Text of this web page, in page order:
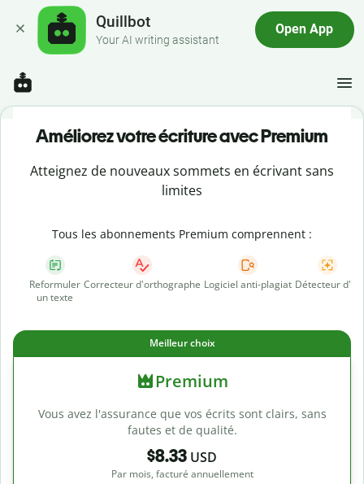
Quillbot
Your AI writing assistant
Open App
Améliorez votre écriture avec Premium
Atteignez de nouveaux sommets en écrivant sans
limites
Tous les abonnements Premium comprennent :
Reformuler
un texte
Correcteur d'orthographe Logiciel anti-plagiat Détecteur d'IA
Meilleur choix
Premium
Vous avez l'assurance que vos écrits sont clairs, sans
fautes et de qualité.
$8.33 USD
Par mois, facturé annuellement